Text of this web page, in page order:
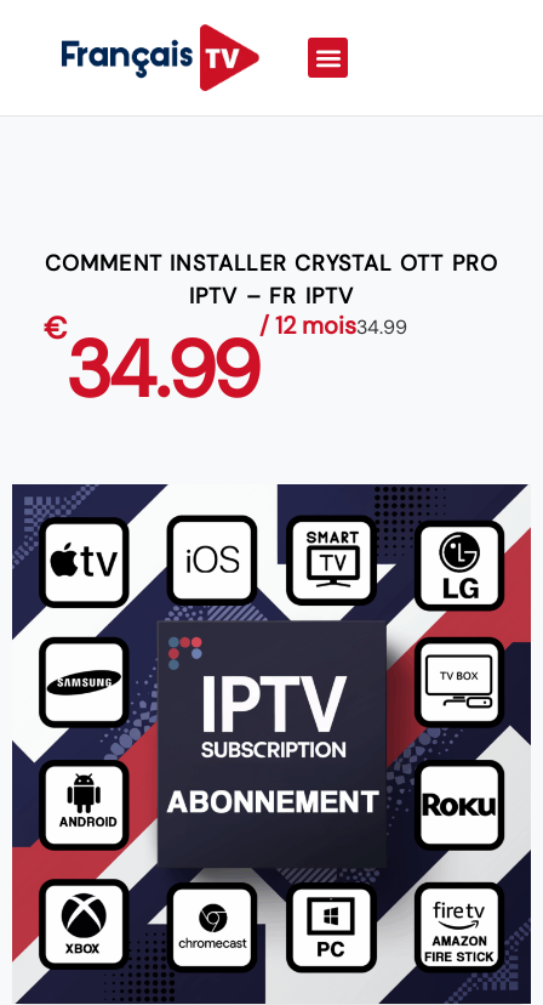
COMMENT INSTALLER CRYSTAL OTT PRO
IPTV – FR IPTV
€34.99/ 12 mois34.99